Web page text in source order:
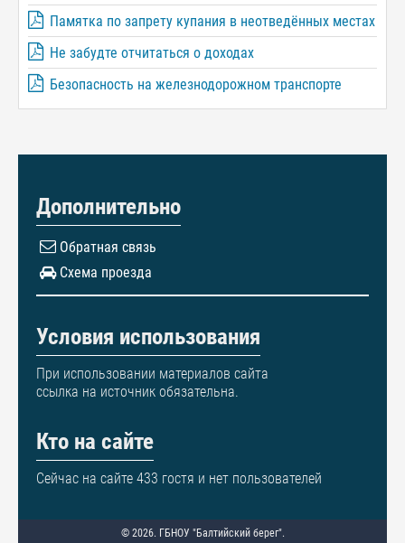
Памятка по запрету купания в неотведённых местах
Не забудте отчитаться о доходах
Безопасность на железнодорожном транспорте
Дополнительно
Обратная связь
Схема проезда
Условия использования
При использовании материалов сайта
ссылка на источник обязательна.
Кто на сайте
Сейчас на сайте 433 гостя и нет пользователей
© 2026. ГБНОУ "Балтийский берег".